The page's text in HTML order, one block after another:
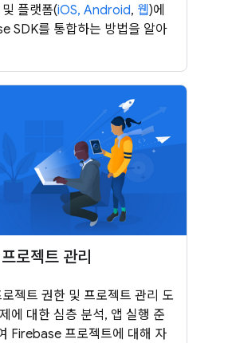
플랫폼(iOS, Android, 웹)에
SDK를 통합하는 방법을 알아
로젝트 관리
젝트 권한 및 프로젝트 관리 도
에 대한 심층 분석, 앱 실행 준
Firebase 프로젝트에 대해 자